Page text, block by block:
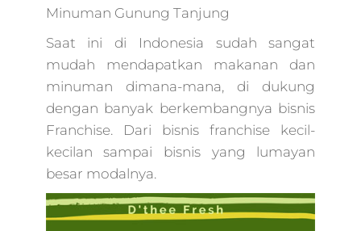
marketing,harga
digital marketing,2
jam pahami digital
marketing untuk
memulai bisnis
jam pahami digital
marketing untuk
memulai bisnis,ads
digital,organico
marketing,jasa
Minuman Gunung Tanjung
Saat ini di Indonesia sudah sangat
mudah mendapatkan makanan dan
minuman dimana-mana, di dukung
dengan banyak berkembangnya bisnis
Franchise. Dari bisnis franchise kecil-
kecilan sampai bisnis yang lumayan
besar modalnya.